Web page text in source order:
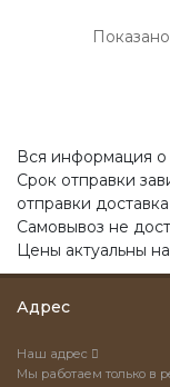
Вся информация о
Срок отправки
отправки
Самовывоз не
Цены актуальны
Адрес
Наш адрес
Мы работаем только в